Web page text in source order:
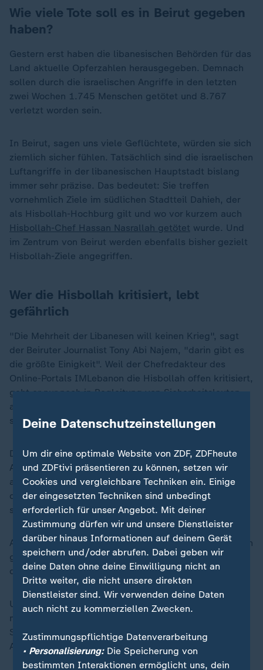
Wie viele Tote soll es in Beirut gegeben
haben?
Gestern erst haben die libanesischen Behörden für das
Land aktuelle Opferzahlen herausgegeben. Demnach
sollen durch die israelischen Angriffe in den letzten
zwei Wochen 1.745 Menschen getötet und 8.767
verletzt worden sein.
In Beirut, sagen uns viele Geflüchtete, würden sie sich
ziemlich sicher fühlen. Tatsächlich sind die israelischen
Luftangriffe in der libanesischen Hauptstadt bislang
immer sehr präzise. Das bedeutet: Sie treffen
vornehmlich Ziele im südlichen Stadtteil Dahieh, der
als Hisbollah-Hochburg gilt und wo vor kurzem auch
Hisbollah-Chef Hassan Nasrallah getötet wurde. Und
im Zentrum von Beirut werden ebenfalls bisher gezielt
Hisbollah-Ziele angegriffen.
Wer die Hisbollah kritisiert, lebt
gefährlich
"Die Mehrheit der Libanesen will keinen Krieg", sagt
der Beiruter Journalist Tony Abi Najem, "darin gibt es
die größte Einigkeit". Weil der Chefredakteur des
Online-Portals IMLebanon die Hisbollah offen kritisiert,
geht er nur noch in Begleitung von Sicherheitsleuten
aus dem Haus. Auch während unseres Interviews in
seinem Büro sind zwei Wachmänner dabei.
Die Hisbollah würde im Libanon viele ängstigen, sagt
Abi Najem, deswegen habe sie so eine Macht. Es gebe
aber natürlich auch echte Anhänger der Schiitenmiliz,
die stark in der libanesischen Gesellschaft verankert
sei.
Abi Najem ist aber überzeugt, "dass es viele Libanesen
gibt, die revoltieren werden, wenn sie merken, dass
die Hisbollah verliert."
Und danach sieht es gerade stark aus. Zumindest
militärisch und personell hat die pro-iranische
Schiitenmiliz durch die permanenten israelischen
Angriffe viel an Schlagkraft verloren.
Deine Datenschutzeinstellungen
Um dir eine optimale Website von ZDF, ZDFheute
und ZDFtivi präsentieren zu können, setzen wir
Cookies und vergleichbare Techniken ein. Einige
der eingesetzten Techniken sind unbedingt
erforderlich für unser Angebot. Mit deiner
Zustimmung dürfen wir und unsere Dienstleister
darüber hinaus Informationen auf deinem Gerät
speichern und/oder abrufen. Dabei geben wir
deine Daten ohne deine Einwilligung nicht an
Dritte weiter, die nicht unsere direkten
Dienstleister sind. Wir verwenden deine Daten
auch nicht zu kommerziellen Zwecken.
Zustimmungspflichtige Datenverarbeitung
• Personalisierung:Die Speicherung von
bestimmten Interaktionen ermöglicht uns, dein